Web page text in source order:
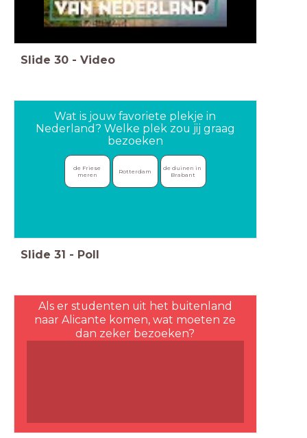
Slide 30 - Video
Wat is jouw favoriete plekje in
Nederland? Welke plek zou jij graag
bezoeken
de Friese
meren
Rotterdam
de duinen in
Brabant
Slide 31 - Poll
Als er studenten uit het buitenland
naar Alicante komen, wat moeten ze
dan zeker bezoeken?